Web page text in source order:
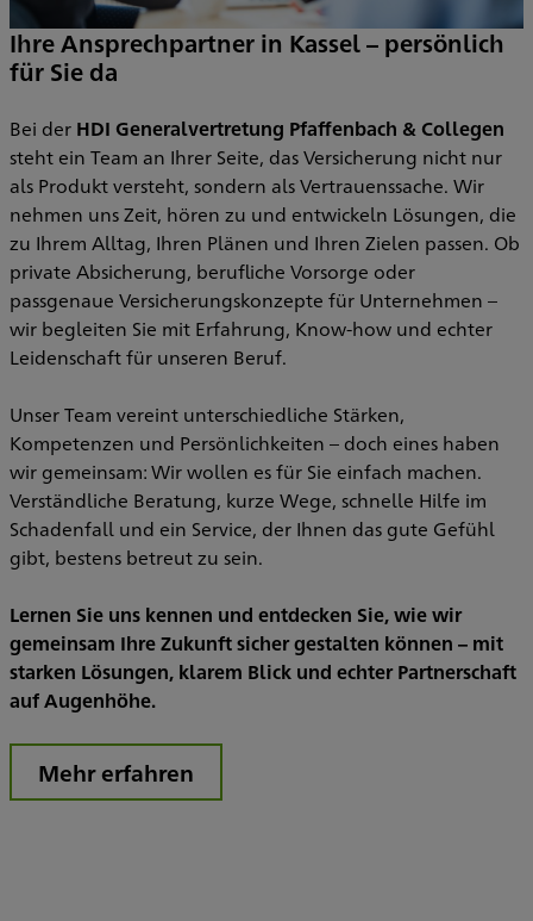
Ihre Ansprechpartner in Kassel – persönlich
für Sie da
Bei der HDI Generalvertretung Pfaffenbach & Collegen
steht ein Team an Ihrer Seite, das Versicherung nicht nur
als Produkt versteht, sondern als Vertrauenssache. Wir
nehmen uns Zeit, hören zu und entwickeln Lösungen, die
zu Ihrem Alltag, Ihren Plänen und Ihren Zielen passen. Ob
private Absicherung, berufliche Vorsorge oder
passgenaue Versicherungskonzepte für Unternehmen –
wir begleiten Sie mit Erfahrung, Know-how und echter
Leidenschaft für unseren Beruf.
Unser Team vereint unterschiedliche Stärken,
Kompetenzen und Persönlichkeiten – doch eines haben
wir gemeinsam: Wir wollen es für Sie einfach machen.
Verständliche Beratung, kurze Wege, schnelle Hilfe im
Schadenfall und ein Service, der Ihnen das gute Gefühl
gibt, bestens betreut zu sein.
Lernen Sie uns kennen und entdecken Sie, wie wir
gemeinsam Ihre Zukunft sicher gestalten können – mit
starken Lösungen, klarem Blick und echter Partnerschaft
auf Augenhöhe.
Mehr erfahren